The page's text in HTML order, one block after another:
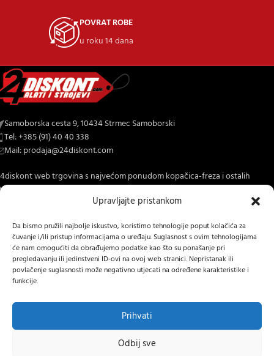
Upravljajte pristankom
Da bismo pružili najbolje iskustvo, koristimo tehnologije poput kolačića za
čuvanje i/ili pristup informacijama o uređaju. Suglasnost s ovim tehnologijama
će nam omogućiti da obrađujemo podatke kao što su ponašanje pri
pregledavanju ili jedinstveni ID-ovi na ovoj web stranici. Nepristanak ili
povlačenje suglasnosti može negativno utjecati na određene karakteristike i
funkcije.
Prihvati
Odbij sve
POVRAT ROBE
u roku 14 dana
Samoborska cesta 9, 10434 Strmec Samoborski
Tel: +385 (91) 40 40 338
Mail: prodaja@24diskont.com
web trgovina s najvećom ponudom kopačica-freza i ostalih
za dom i vrt.
INFORMACIJE O KUPNJI
OSTALE INFORMACIJE
Hrvatski